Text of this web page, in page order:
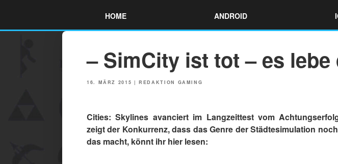
content
HOME ANDROID
– SimCity ist tot – es
POSTED
16. MÄRZ 2015 |REDAKTION GAMING
Cities: Skylines avanciert im Langzeittest vom
zeigt der Konkurrenz, dass das Genre der Städtesimulation
das macht, könnt ihr hier lesen: